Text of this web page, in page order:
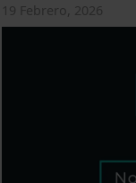
19 Febrero, 2026